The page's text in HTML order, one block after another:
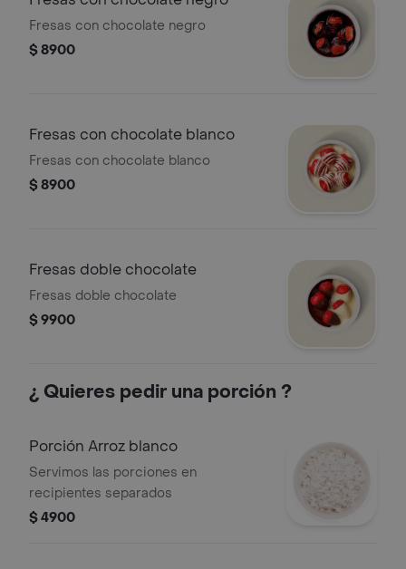
Fresas con chocolate negro
$ 8900
Fresas con chocolate blanco
Fresas con chocolate blanco
$ 8900
Fresas doble chocolate
Fresas doble chocolate
$ 9900
¿ Quieres pedir una porción ?
Porción Arroz blanco
Servimos las porciones en
recipientes separados
$ 4900